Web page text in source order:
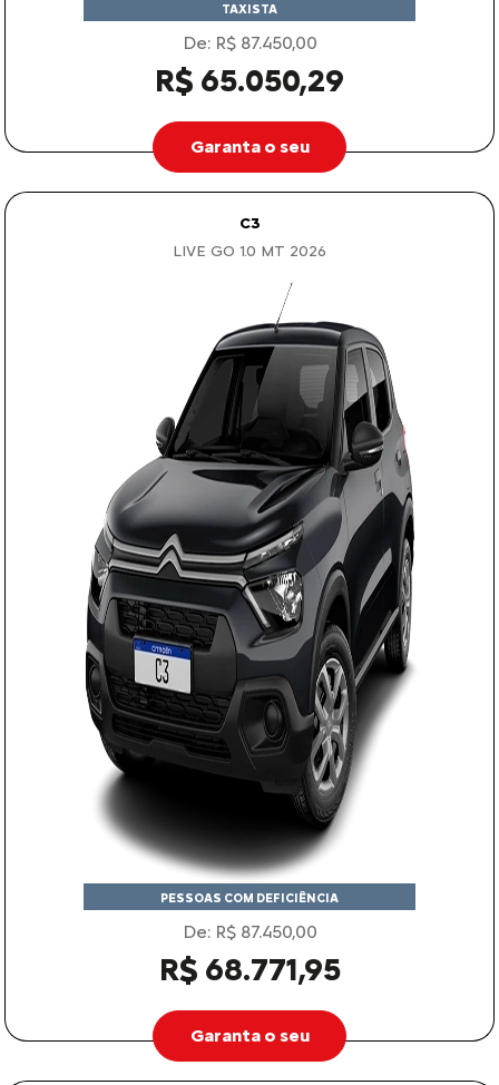
TAXISTA
De: R$ 87.450,00
R$ 65.050,29
Garanta o seu
C3
LIVE GO 1.0 MT 2026
PESSOAS COM DEFICIÊNCIA
De: R$ 87.450,00
R$ 68.771,95
Garanta o seu